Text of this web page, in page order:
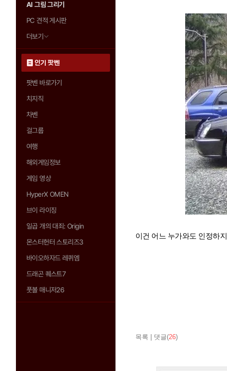
AI 그림 그리기
PC 견적 게시판
더보기
인기 팟벤
팟벤 바로가기
치지직
차벤
걸그룹
여행
해외게임정보
게임 영상
HyperX OMEN
브이 라이징
일곱 개의 대죄: Origin
몬스터헌터 스토리즈3
바이오하자드 레퀴엠
드래곤 퀘스트7
풋볼 매니저26
이건 어느 누가와도 인정하지
목록 댓글(26)